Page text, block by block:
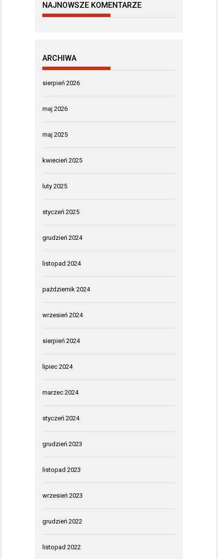
NAJNOWSZE KOMENTARZE
ARCHIWA
sierpień 2026
maj 2026
maj 2025
kwiecień 2025
luty 2025
styczeń 2025
grudzień 2024
listopad 2024
październik 2024
wrzesień 2024
sierpień 2024
lipiec 2024
marzec 2024
styczeń 2024
grudzień 2023
listopad 2023
wrzesień 2023
grudzień 2022
listopad 2022